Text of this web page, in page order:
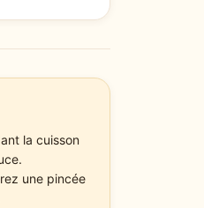
la cuisson
une pincée